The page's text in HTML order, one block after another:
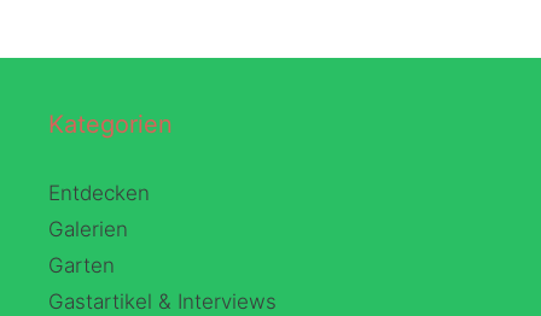
Kategorien
Entdecken
Galerien
Garten
Gastartikel & Interviews